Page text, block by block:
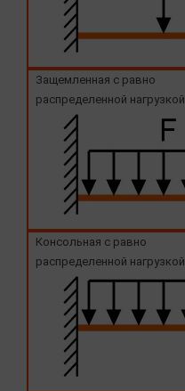
Защемленная с равно
распределенной нагрузкой
Консольная с равно
распределенной нагрузкой